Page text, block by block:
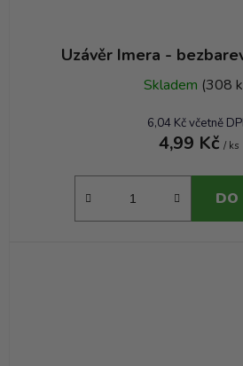
Uzávěr Imera -
Skladem (308
6,04 Kč včetně
4,99 Kč / ks
DO